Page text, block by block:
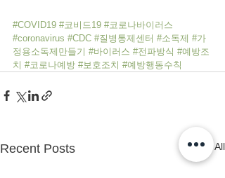
#COVID19 #코비드19 #코로나바이러스
#coronavirus #CDC #질병통제센터 #소독제 #가
정용소독제만들기 #바이러스 #전파방식 #예방조
치 #코로나예방 #보호조치 #예방행동수칙
Recent Posts See All